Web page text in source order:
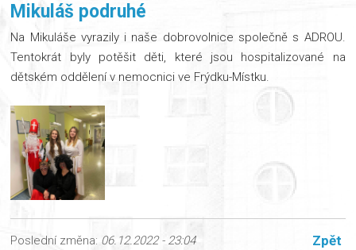
Mikuláš podruhé
Na Mikuláše vyrazily i naše dobrovolnice společně s ADROU.
Tentokrát byly potěšit děti, které jsou hospitalizované na
dětském oddělení v nemocnici ve Frýdku-Místku.
Poslední změna: 06.12.2022 - 23:04 Zpět